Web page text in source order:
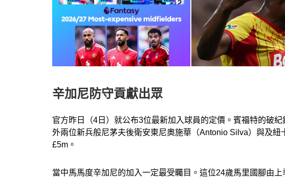
辛加尼防守貢獻出眾
官方昨日（4日）就公布3位最新加入球員的定價。賓福特的破
外兩位新兵般尼茅夫後衛安東尼奧施華（Antonio Silva）與及
£5m。
當中馬馬度辛加尼的加入一定最受矚目。這位24歲馬里國腳由